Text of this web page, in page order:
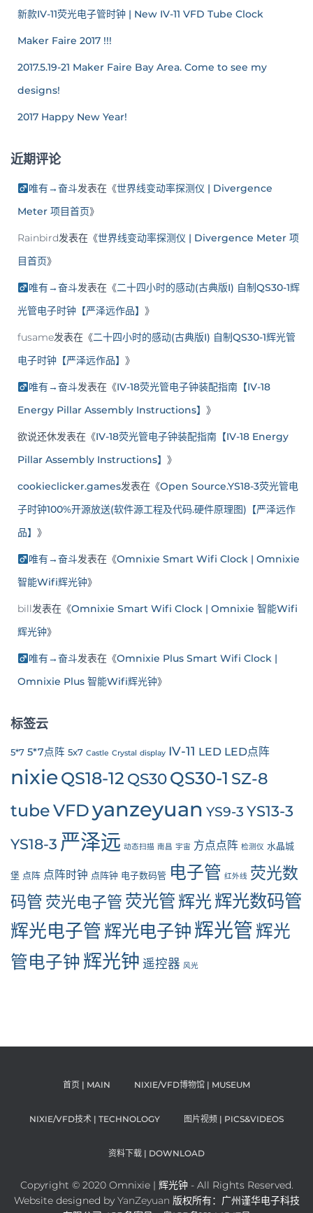
新款IV-11荧光电子管时钟 | New IV-11 VFD Tube Clock
Maker Faire 2017 !!!
2017.5.19-21 Maker Faire Bay Area. Come to see my
designs!
2017 Happy New Year!
近期评论
唯有→奋斗发表在《世界线变动率探测仪 | Divergence
Meter 项目首页》
Rainbird发表在《世界线变动率探测仪 | Divergence Meter 项
目首页》
唯有→奋斗发表在《二十四小时的感动(古典版I) 自制QS30-1辉
光管电子时钟【严泽远作品】 》
fusame发表在《二十四小时的感动(古典版I) 自制QS30-1辉光管
电子时钟【严泽远作品】 》
唯有→奋斗发表在《IV-18荧光管电子钟装配指南【IV-18
Energy Pillar Assembly Instructions】 》
欲说还休发表在《IV-18荧光管电子钟装配指南【IV-18 Energy
Pillar Assembly Instructions】 》
cookieclicker.games发表在《Open Source.YS18-3荧光管电
子时钟100%开源放送(软件源工程及代码.硬件原理图)【严泽远作
品】 》
唯有→奋斗发表在《Omnixie Smart Wifi Clock | Omnixie
智能Wifi辉光钟》
bill发表在《Omnixie Smart Wifi Clock | Omnixie 智能Wifi
辉光钟》
唯有→奋斗发表在《Omnixie Plus Smart Wifi Clock |
Omnixie Plus 智能Wifi辉光钟》
标签云
5*7 5*7点阵 5x7 Castle Crystal display IV-11 LED LED点阵
nixieQS18-12 QS30QS30-1 SZ-8
tubeVFDyanzeyuan YS9-3 YS13-3
YS18-3 严泽远 动态扫描 南昌 宇宙 方点点阵 检测仪 水晶城
堡 点阵 点阵时钟 点阵钟 电子数码管 电子管 红外线 荧光数
码管 荧光电子管 荧光管 辉光辉光数码管
辉光电子管辉光电子钟辉光管 辉光
管电子钟 辉光钟 遥控器 风光
首页 | MAIN NIXIE/VFD博物馆 | MUSEUM
NIXIE/VFD技术 | TECHNOLOGY 图片视频 | PICS&VIDEOS
资料下载 | DOWNLOAD
Copyright © 2020 Omnixie | 辉光钟 - All Rights Reserved.
Website designed by YanZeyuan 版权所有：广州谨华电子科技